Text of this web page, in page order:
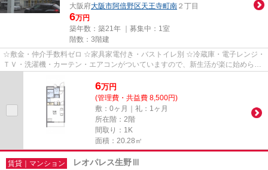
大阪府大阪市阿倍野区天王寺町南 ２丁目
6万円
築年数：築21年 ｜募集中： 1室
階数：3階建
☆敷金・仲介手数料ゼロ ☆家具家電付き・バストイレ別 ☆冷蔵庫・電子レンジ・
ＴＶ・洗濯機・カーテン・エアコンがついていますので、新生活が楽に始められ
6万円
(管理費・共益費 8,500円)
敷：0ヶ月｜礼：1ヶ月
所在階：2階
間取り：1K
面積：20.28㎡
賃貸｜マンション レオパレス生野Ⅲ